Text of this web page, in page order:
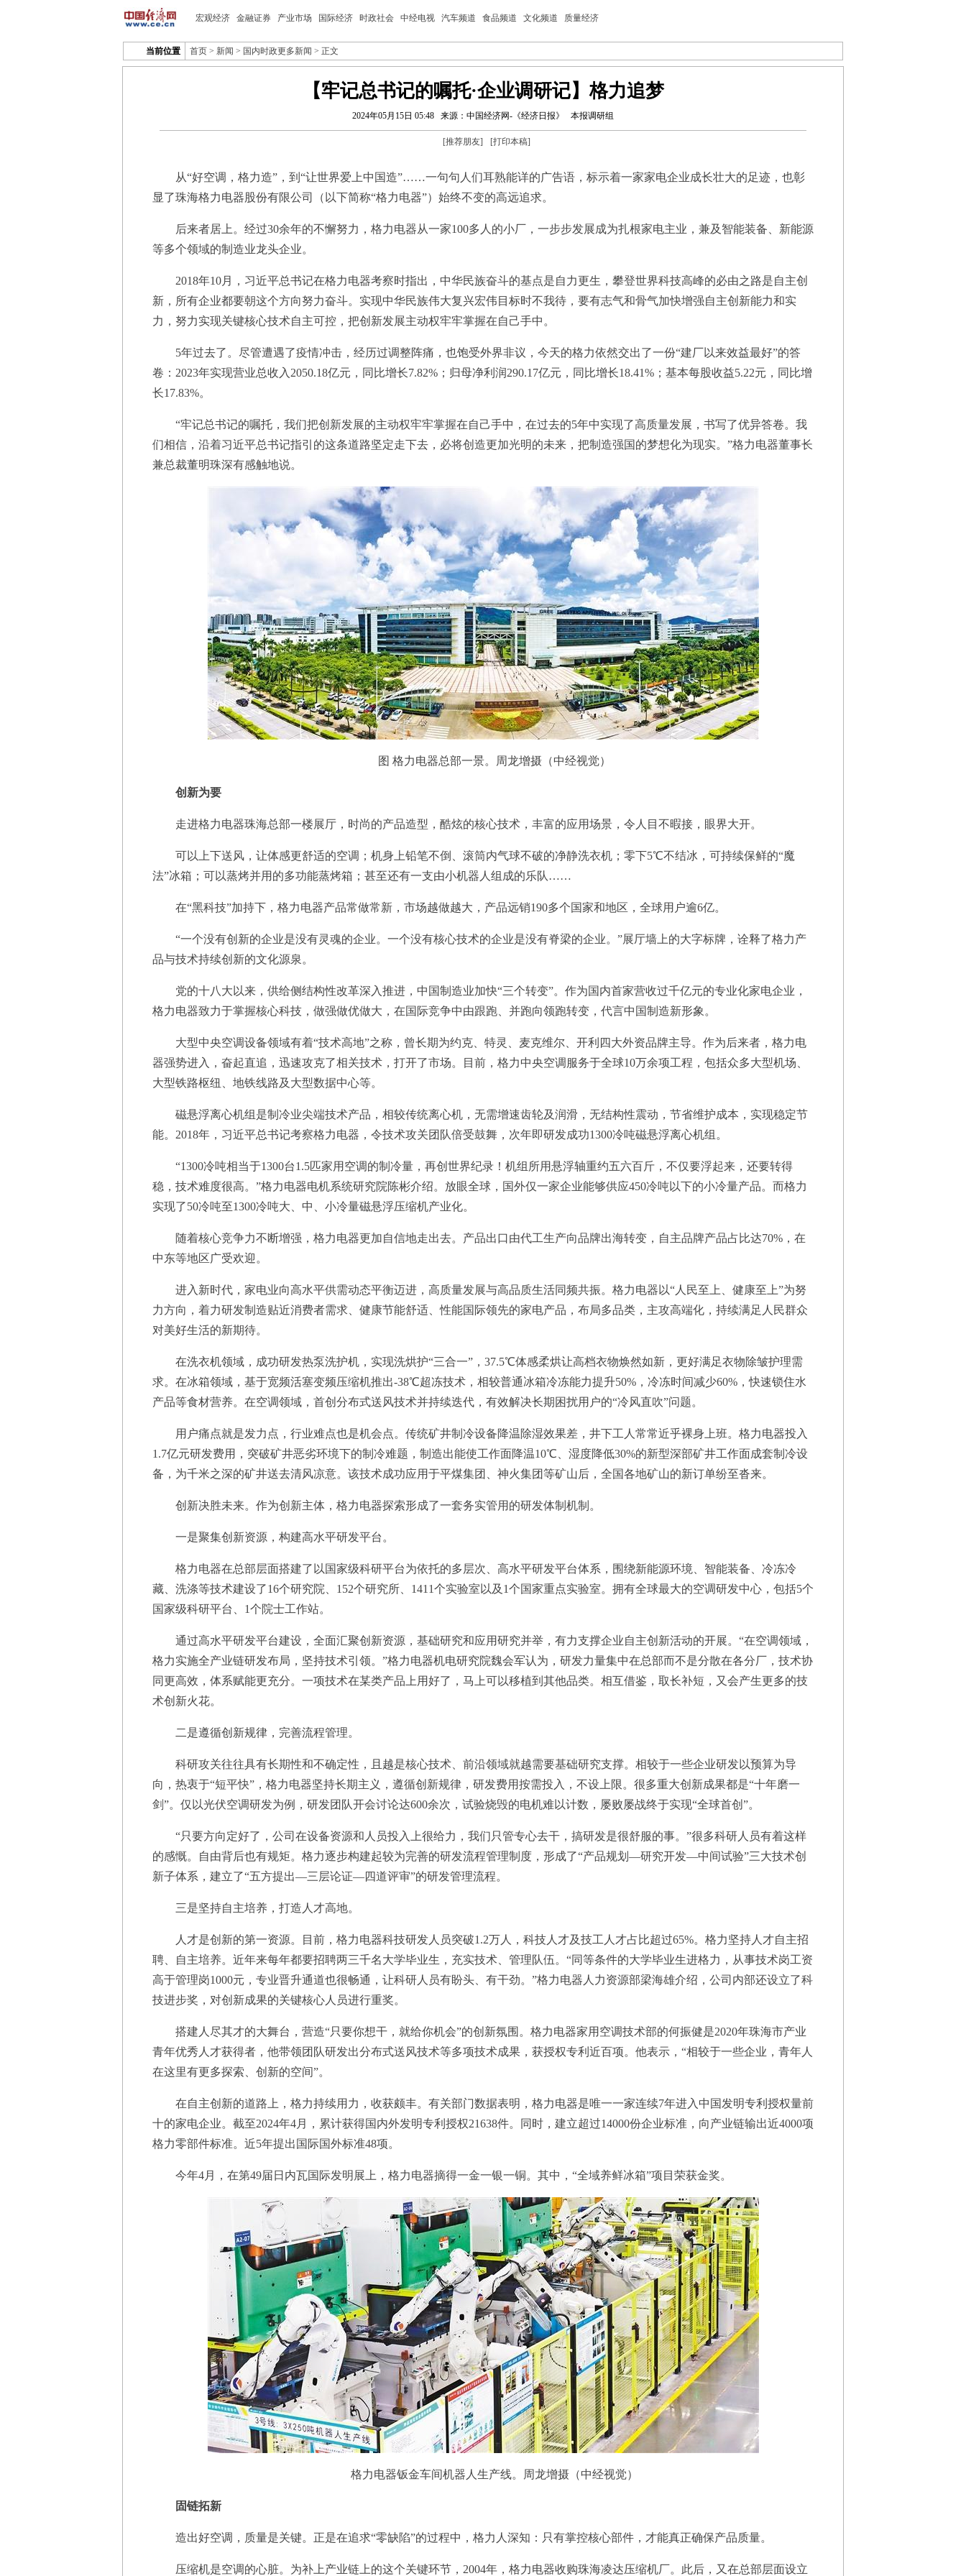
宏观经济 金融证券 产业市场 国际经济 时政社会 中经电视 汽车频道 食品频道 文化频道 质量经济
当前位置 首页 > 新闻 > 国内时政更多新闻 > 正文
【牢记总书记的嘱托·企业调研记】格力追梦
2024年05月15日 05:48 来源：中国经济网-《经济日报》 本报调研组
[推荐朋友] [打印本稿]
从“好空调，格力造”，到“让世界爱上中国造”……一句句人们耳熟能详的广告语，标示着一家家电企业成长壮大的足迹，也彰
显了珠海格力电器股份有限公司（以下简称“格力电器”）始终不变的高远追求。
后来者居上。经过30余年的不懈努力，格力电器从一家100多人的小厂，一步步发展成为扎根家电主业，兼及智能装备、新能源
等多个领域的制造业龙头企业。
2018年10月，习近平总书记在格力电器考察时指出，中华民族奋斗的基点是自力更生，攀登世界科技高峰的必由之路是自主创
新，所有企业都要朝这个方向努力奋斗。实现中华民族伟大复兴宏伟目标时不我待，要有志气和骨气加快增强自主创新能力和实
力，努力实现关键核心技术自主可控，把创新发展主动权牢牢掌握在自己手中。
5年过去了。尽管遭遇了疫情冲击，经历过调整阵痛，也饱受外界非议，今天的格力依然交出了一份“建厂以来效益最好”的答
卷：2023年实现营业总收入2050.18亿元，同比增长7.82%；归母净利润290.17亿元，同比增长18.41%；基本每股收益5.22元，同比增
长17.83%。
“牢记总书记的嘱托，我们把创新发展的主动权牢牢掌握在自己手中，在过去的5年中实现了高质量发展，书写了优异答卷。我
们相信，沿着习近平总书记指引的这条道路坚定走下去，必将创造更加光明的未来，把制造强国的梦想化为现实。”格力电器董事长
兼总裁董明珠深有感触地说。
图 格力电器总部一景。周龙增摄（中经视觉）
创新为要
走进格力电器珠海总部一楼展厅，时尚的产品造型，酷炫的核心技术，丰富的应用场景，令人目不暇接，眼界大开。
可以上下送风，让体感更舒适的空调；机身上铅笔不倒、滚筒内气球不破的净静洗衣机；零下5℃不结冰，可持续保鲜的“魔
法”冰箱；可以蒸烤并用的多功能蒸烤箱；甚至还有一支由小机器人组成的乐队……
在“黑科技”加持下，格力电器产品常做常新，市场越做越大，产品远销190多个国家和地区，全球用户逾6亿。
“一个没有创新的企业是没有灵魂的企业。一个没有核心技术的企业是没有脊梁的企业。”展厅墙上的大字标牌，诠释了格力产
品与技术持续创新的文化源泉。
党的十八大以来，供给侧结构性改革深入推进，中国制造业加快“三个转变”。作为国内首家营收过千亿元的专业化家电企业，
格力电器致力于掌握核心科技，做强做优做大，在国际竞争中由跟跑、并跑向领跑转变，代言中国制造新形象。
大型中央空调设备领域有着“技术高地”之称，曾长期为约克、特灵、麦克维尔、开利四大外资品牌主导。作为后来者，格力电
器强势进入，奋起直追，迅速攻克了相关技术，打开了市场。目前，格力中央空调服务于全球10万余项工程，包括众多大型机场、
大型铁路枢纽、地铁线路及大型数据中心等。
磁悬浮离心机组是制冷业尖端技术产品，相较传统离心机，无需增速齿轮及润滑，无结构性震动，节省维护成本，实现稳定节
能。2018年，习近平总书记考察格力电器，令技术攻关团队倍受鼓舞，次年即研发成功1300冷吨磁悬浮离心机组。
“1300冷吨相当于1300台1.5匹家用空调的制冷量，再创世界纪录！机组所用悬浮轴重约五六百斤，不仅要浮起来，还要转得
稳，技术难度很高。”格力电器电机系统研究院陈彬介绍。放眼全球，国外仅一家企业能够供应450冷吨以下的小冷量产品。而格力
实现了50冷吨至1300冷吨大、中、小冷量磁悬浮压缩机产业化。
随着核心竞争力不断增强，格力电器更加自信地走出去。产品出口由代工生产向品牌出海转变，自主品牌产品占比达70%，在
中东等地区广受欢迎。
进入新时代，家电业向高水平供需动态平衡迈进，高质量发展与高品质生活同频共振。格力电器以“人民至上、健康至上”为努
力方向，着力研发制造贴近消费者需求、健康节能舒适、性能国际领先的家电产品，布局多品类，主攻高端化，持续满足人民群众
对美好生活的新期待。
在洗衣机领域，成功研发热泵洗护机，实现洗烘护“三合一”，37.5℃体感柔烘让高档衣物焕然如新，更好满足衣物除皱护理需
求。在冰箱领域，基于宽频活塞变频压缩机推出-38℃超冻技术，相较普通冰箱冷冻能力提升50%，冷冻时间减少60%，快速锁住水
产品等食材营养。在空调领域，首创分布式送风技术并持续迭代，有效解决长期困扰用户的“冷风直吹”问题。
用户痛点就是发力点，行业难点也是机会点。传统矿井制冷设备降温除湿效果差，井下工人常常近乎裸身上班。格力电器投入
1.7亿元研发费用，突破矿井恶劣环境下的制冷难题，制造出能使工作面降温10℃、湿度降低30%的新型深部矿井工作面成套制冷设
备，为千米之深的矿井送去清风凉意。该技术成功应用于平煤集团、神火集团等矿山后，全国各地矿山的新订单纷至沓来。
创新决胜未来。作为创新主体，格力电器探索形成了一套务实管用的研发体制机制。
一是聚集创新资源，构建高水平研发平台。
格力电器在总部层面搭建了以国家级科研平台为依托的多层次、高水平研发平台体系，围绕新能源环境、智能装备、冷冻冷
藏、洗涤等技术建设了16个研究院、152个研究所、1411个实验室以及1个国家重点实验室。拥有全球最大的空调研发中心，包括5个
国家级科研平台、1个院士工作站。
通过高水平研发平台建设，全面汇聚创新资源，基础研究和应用研究并举，有力支撑企业自主创新活动的开展。“在空调领域，
格力实施全产业链研发布局，坚持技术引领。”格力电器机电研究院魏会军认为，研发力量集中在总部而不是分散在各分厂，技术协
同更高效，体系赋能更充分。一项技术在某类产品上用好了，马上可以移植到其他品类。相互借鉴，取长补短，又会产生更多的技
术创新火花。
二是遵循创新规律，完善流程管理。
科研攻关往往具有长期性和不确定性，且越是核心技术、前沿领域就越需要基础研究支撑。相较于一些企业研发以预算为导
向，热衷于“短平快”，格力电器坚持长期主义，遵循创新规律，研发费用按需投入，不设上限。很多重大创新成果都是“十年磨一
剑”。仅以光伏空调研发为例，研发团队开会讨论达600余次，试验烧毁的电机难以计数，屡败屡战终于实现“全球首创”。
“只要方向定好了，公司在设备资源和人员投入上很给力，我们只管专心去干，搞研发是很舒服的事。”很多科研人员有着这样
的感慨。自由背后也有规矩。格力逐步构建起较为完善的研发流程管理制度，形成了“产品规划—研究开发—中间试验”三大技术创
新子体系，建立了“五方提出—三层论证—四道评审”的研发管理流程。
三是坚持自主培养，打造人才高地。
人才是创新的第一资源。目前，格力电器科技研发人员突破1.2万人，科技人才及技工人才占比超过65%。格力坚持人才自主招
聘、自主培养。近年来每年都要招聘两三千名大学毕业生，充实技术、管理队伍。“同等条件的大学毕业生进格力，从事技术岗工资
高于管理岗1000元，专业晋升通道也很畅通，让科研人员有盼头、有干劲。”格力电器人力资源部梁海雄介绍，公司内部还设立了科
技进步奖，对创新成果的关键核心人员进行重奖。
搭建人尽其才的大舞台，营造“只要你想干，就给你机会”的创新氛围。格力电器家用空调技术部的何振健是2020年珠海市产业
青年优秀人才获得者，他带领团队研发出分布式送风技术等多项技术成果，获授权专利近百项。他表示，“相较于一些企业，青年人
在这里有更多探索、创新的空间”。
在自主创新的道路上，格力持续用力，收获颇丰。有关部门数据表明，格力电器是唯一一家连续7年进入中国发明专利授权量前
十的家电企业。截至2024年4月，累计获得国内外发明专利授权21638件。同时，建立超过14000份企业标准，向产业链输出近4000项
格力零部件标准。近5年提出国际国外标准48项。
今年4月，在第49届日内瓦国际发明展上，格力电器摘得一金一银一铜。其中，“全域养鲜冰箱”项目荣获金奖。
格力电器钣金车间机器人生产线。周龙增摄（中经视觉）
固链拓新
造出好空调，质量是关键。正是在追求“零缺陷”的过程中，格力人深知：只有掌控核心部件，才能真正确保产品质量。
压缩机是空调的心脏。为补上产业链上的这个关键环节，2004年，格力电器收购珠海凌达压缩机厂。此后，又在总部层面设立